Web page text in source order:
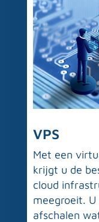
VPS
Met een
krijgt u de
cloud
meegroeit.
afschalen